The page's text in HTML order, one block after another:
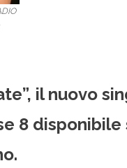
il nuovo
8 disponibile